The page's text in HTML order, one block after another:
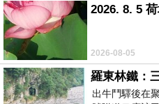
2026. 8. 5
2026-08-05
羅東林鐵：
出牛鬥驛後在